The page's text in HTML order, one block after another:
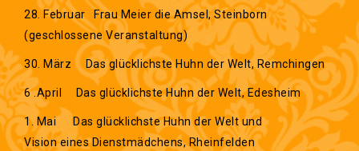
28. Februar Frau Meier die Amsel, Steinborn
(geschlossene Veranstaltung)
30. März Das glücklichste Huhn der Welt, Remchingen
6 .April Das glücklichste Huhn der Welt, Edesheim
1. Mai Das glücklichste Huhn der Welt und
Vision eines Dienstmädchens, Rheinfelden